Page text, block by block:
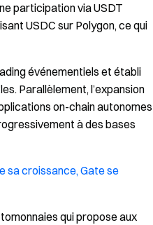
participation via USDT
USDC sur Polygon, ce qui
événementiels et établi
Parallèlement, l’expansion
on-chain autonomes
à des bases
sa croissance, Gate se
qui propose aux